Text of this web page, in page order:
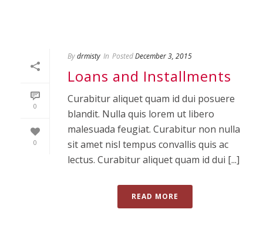
0
0
Bydrmisty In PostedDecember 3, 2015
Loans and Installments
Curabitur aliquet quam id dui posuere
blandit. Nulla quis lorem ut libero
malesuada feugiat. Curabitur non nulla
sit amet nisl tempus convallis quis ac
lectus. Curabitur aliquet quam id dui [...]
READ MORE